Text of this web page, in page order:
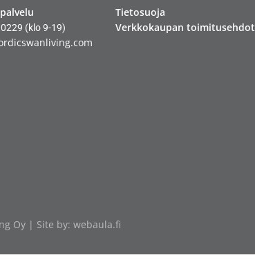
(klo 9-19)
Tietosuoja
Verkkokaupan toimitusehdot
Oy | Site by: webaula.fi